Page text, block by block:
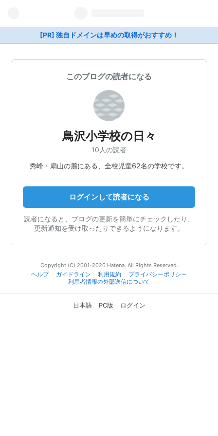
[PR] 独自ドメインは早めの取得がおすすめ！
このブログの読者になる
鳥沢小学校の日々
10人の読者
秀峰・扇山の麓にある、全校児童62名の学校です。
ログインして読者になる
読者になると、ブログの更新を簡単にチェックしたり、
更新通知を受け取ったりできるようになります。
Copyright (C) 2001-2026 Hatena. All Rights Reserved.
ヘルプ
ガイドライン 利用規約
プライバシーポリシー
利用者情報の外部送信について
日本語 PC版 ログイン